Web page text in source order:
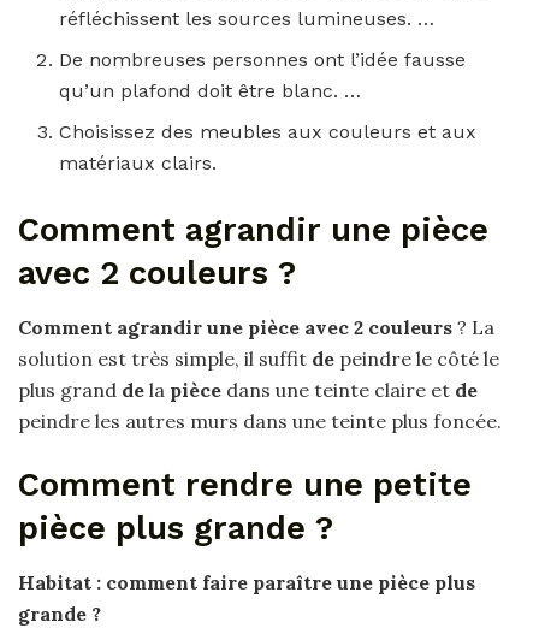
réfléchissent les sources lumineuses. …
De nombreuses personnes ont l’idée fausse
qu’un plafond doit être blanc. …
Choisissez des meubles aux couleurs et aux
matériaux clairs.
Comment agrandir une pièce
avec 2 couleurs ?
Comment agrandir une pièce avec 2 couleurs ? La
solution est très simple, il suffit de peindre le côté le
plus grand de la pièce dans une teinte claire et de
peindre les autres murs dans une teinte plus foncée.
Comment rendre une petite
pièce plus grande ?
Habitat : comment faire paraître une pièce plus
grande ?